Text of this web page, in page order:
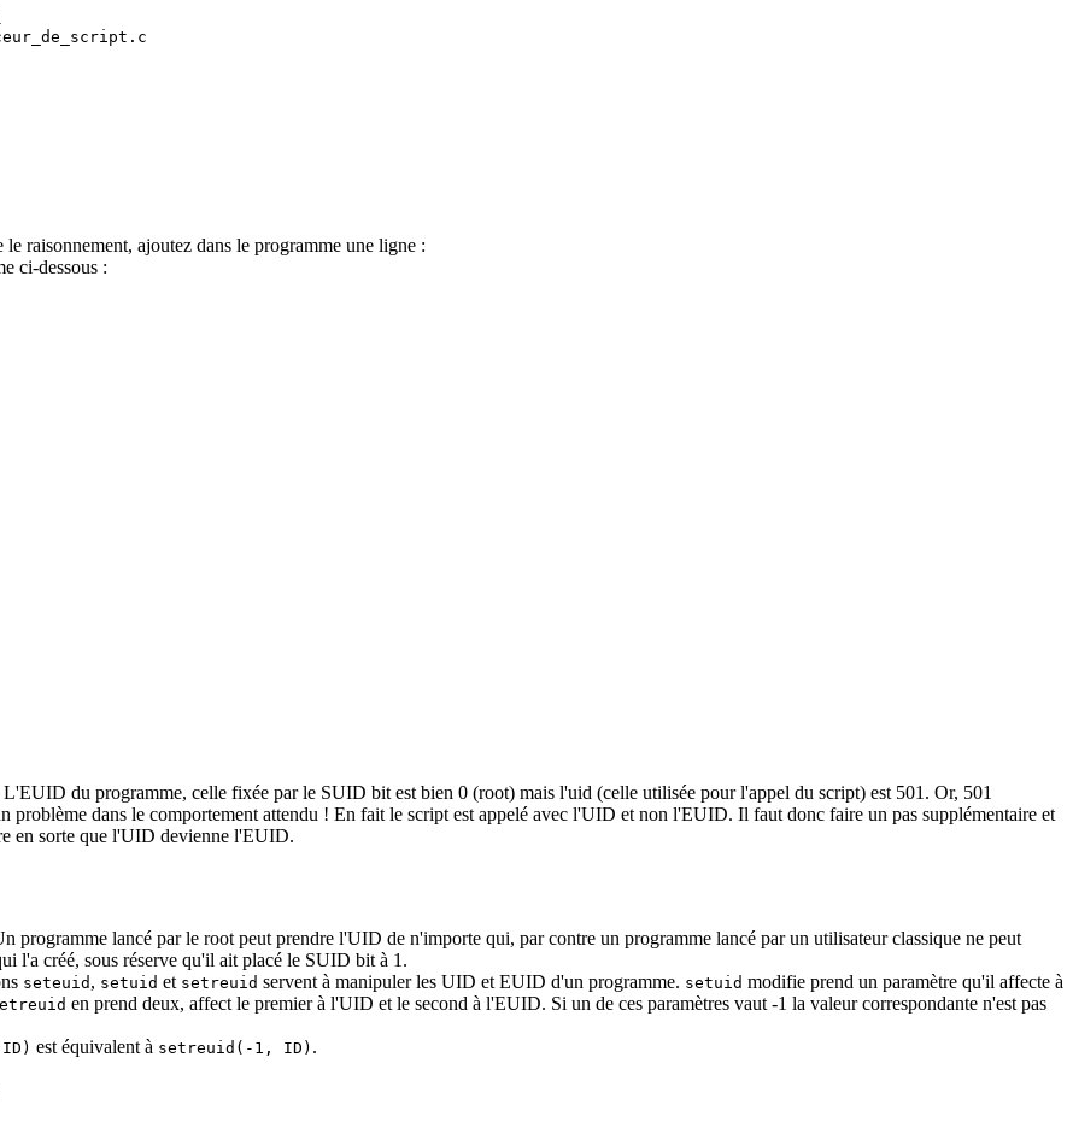
raisonnement, ajoutez dans le programme une ligne :
ci-dessous :
du programme, celle fixée par le SUID bit est bien 0 (root) mais l'uid (celle utilisée pour l'appel du script) est 501. Or, 501
problème dans le comportement attendu ! En fait le script est appelé avec l'UID et non l'EUID. Il faut donc faire un pas supplémentaire et
en sorte que l'UID devienne l'EUID.
programme lancé par le root peut prendre l'UID de n'importe qui, par contre un programme lancé par un utilisateur classique ne peut
l'a créé, sous réserve qu'il ait placé le SUID bit à 1.
seteuid , setuid et setreuid servent à manipuler les UID et EUID d'un programme. setuid modifie prend un paramètre qu'il affecte à
en prend deux, affect le premier à l'UID et le second à l'EUID. Si un de ces paramètres vaut -1 la valeur correspondante n'est pas
est équivalent à setreuid(-1, ID) .